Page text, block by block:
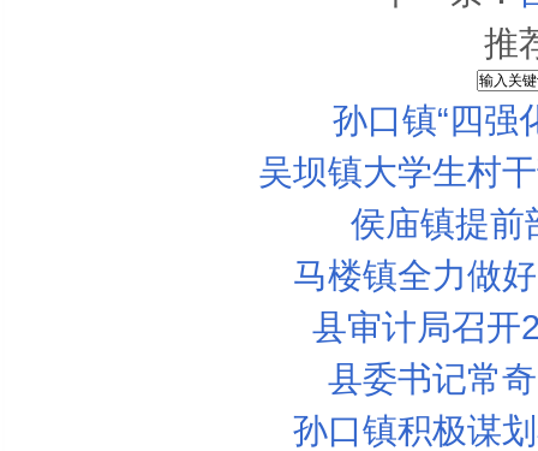
推
孙口镇“四强
吴坝镇大学生村
侯庙镇提前
马楼镇全力做
县审计局召开
县委书记常
孙口镇积极谋